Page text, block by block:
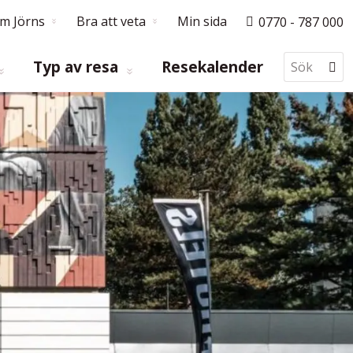
Jörns Bra att veta Min sida 0770 - 787 000
Typ av resa Resekalender